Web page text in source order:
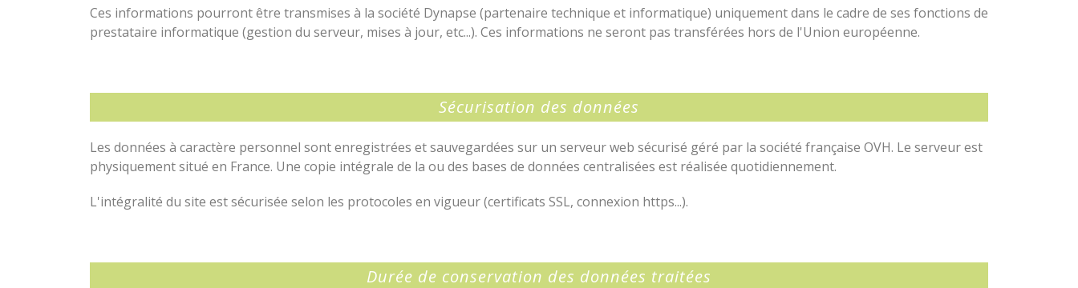
Ces informations pourront être transmises à la société Dynapse (partenaire technique et informatique) uniquement dans le cadre de ses fonctions de
prestataire informatique (gestion du serveur, mises à jour, etc...). Ces informations ne seront pas transférées hors de l'Union européenne.
Sécurisation des données
Les données à caractère personnel sont enregistrées et sauvegardées sur un serveur web sécurisé géré par la société française OVH. Le serveur est
physiquement situé en France. Une copie intégrale de la ou des bases de données centralisées est réalisée quotidiennement.
L'intégralité du site est sécurisée selon les protocoles en vigueur (certificats SSL, connexion https...).
Durée de conservation des données traitées